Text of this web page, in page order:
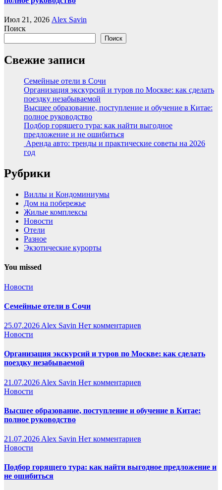
Июл 21, 2026 Alex Savin
Поиск
Поиск
Свежие записи
Семейные отели в Сочи
Организация экскурсий и туров по Москве: как сделать
поездку незабываемой
Высшее образование, поступление и обучение в Китае:
полное руководство
Подбор горящего тура: как найти выгодное
предложение и не ошибиться
Аренда авто: тренды и практические советы на 2026
год
Рубрики
Виллы и Кондоминиумы
Дом на побережье
Жилые комплексы
Новости
Отели
Разное
Экзотические курорты
You missed
Новости
Семейные отели в Сочи
25.07.2026 Alex Savin Нет комментариев
Новости
Организация экскурсий и туров по Москве: как сделать
поездку незабываемой
21.07.2026 Alex Savin Нет комментариев
Новости
Высшее образование, поступление и обучение в Китае:
полное руководство
21.07.2026 Alex Savin Нет комментариев
Новости
Подбор горящего тура: как найти выгодное предложение и
не ошибиться